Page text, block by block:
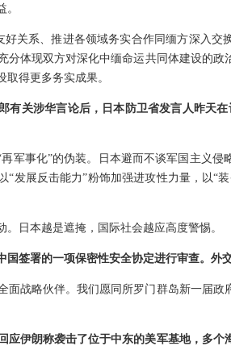
关系、推进各领域务实合作同缅方深入交
体现双方对深化中缅命运共同体建设的政
得更多务实成果。
有关涉华言论后，日本防卫省发言人昨天
军事化”的伪装。日本避而不谈军国主义侵
发展反击能力”粉饰加强进攻性力量，以“
日本越是遮掩，国际社会越应高度警惕。
签署的一项保密性安全协定进行审查。外
战略伙伴。我们愿同所罗门群岛新一届政
伊朗称袭击了位于中东的美军基地，多个